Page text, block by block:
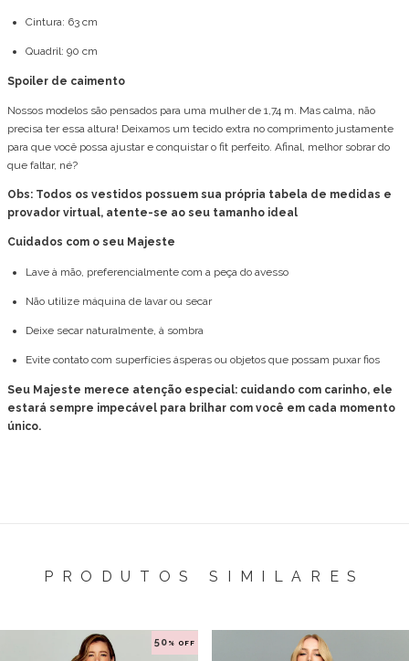
Cintura: 63 cm
Quadril: 90 cm
Spoiler de caimento
Nossos modelos são pensados para uma mulher de 1,74 m. Mas calma, não
precisa ter essa altura! Deixamos um tecido extra no comprimento justamente
para que você possa ajustar e conquistar o fit perfeito. Afinal, melhor sobrar do
que faltar, né?
Obs: Todos os vestidos possuem sua própria tabela de medidas e
provador virtual, atente-se ao seu tamanho ideal
Cuidados com o seu Majeste
Lave à mão, preferencialmente com a peça do avesso
Não utilize máquina de lavar ou secar
Deixe secar naturalmente, à sombra
Evite contato com superfícies ásperas ou objetos que possam puxar fios
Seu Majeste merece atenção especial: cuidando com carinho, ele
estará sempre impecável para brilhar com você em cada momento
único.
PRODUTOS SIMILARES
50 % OFF